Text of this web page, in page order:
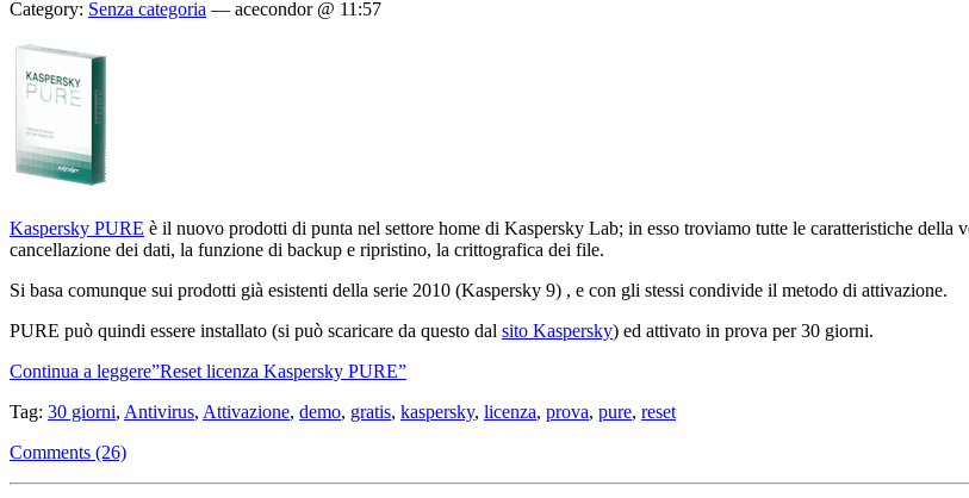
Category: Senza categoria — acecondor @ 11:57
Kaspersky PURE è il nuovo prodotti di punta nel settore home di Kaspersky Lab; in esso troviamo tutte le caratteristiche
cancellazione dei dati, la funzione di backup e ripristino, la crittografica dei file.
Si basa comunque sui prodotti già esistenti della serie 2010 (Kaspersky 9) , e con gli stessi condivide il metodo di attivazione.
PURE può quindi essere installato (si può scaricare da questo dal sito Kaspersky) ed attivato in prova per 30 giorni.
Continua a leggere”Reset licenza Kaspersky PURE”
Tag: 30 giorni, Antivirus, Attivazione, demo, gratis, kaspersky, licenza, prova, pure, reset
Comments (26)